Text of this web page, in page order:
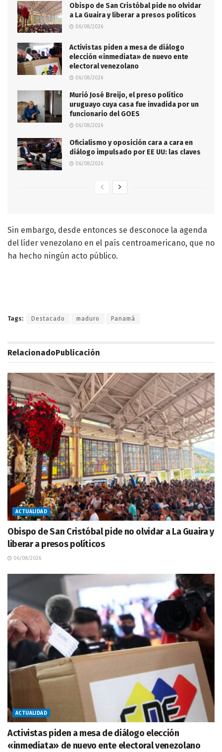
Obispo de San Cristóbal pide no olvidar
a La Guaira y liberar a presos políticos
06/08/2026
Activistas piden a mesa de diálogo
elección «inmediata» de nuevo ente
electoral venezolano
06/08/2026
Murió José Breijo, el preso político
uruguayo cuya casa fue invadida por un
funcionario del GOES
06/08/2026
Oficialismo y oposición cara a cara en
diálogo impulsado por EE UU: las claves
06/08/2026
Sin embargo, desde entonces se desconoce la agenda
del líder venezolano en el país centroamericano, que no
ha hecho ningún acto público.
Tags: Destacado maduro Panamá
RelacionadoPublicación
ACTUALIDAD
Obispo de San Cristóbal pide no olvidar a La Guaira y
liberar a presos políticos
06/08/2026
ACTUALIDAD
Activistas piden a mesa de diálogo elección
«inmediata» de nuevo ente electoral venezolano